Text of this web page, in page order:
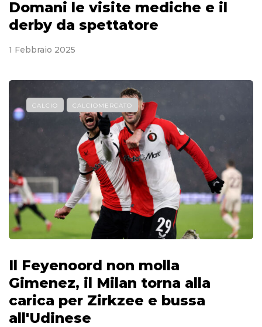
Domani le visite mediche e il
derby da spettatore
1 Febbraio 2025
CALCIO CALCIOMERCATO
Il Feyenoord non molla
Gimenez, il Milan torna alla
carica per Zirkzee e bussa
all'Udinese